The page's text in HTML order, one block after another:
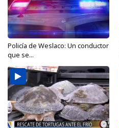
Policía de Weslaco: Un conductor
que se...